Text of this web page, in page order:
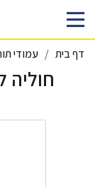
דף בית עמודי
חוליה